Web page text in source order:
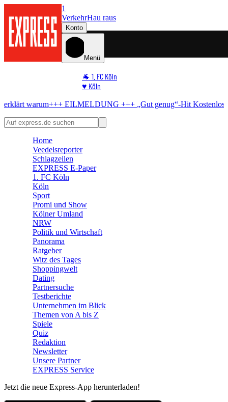
1
VerkehrHau raus
Konto
Menü
🐐 1. FC Köln
♥️ Köln
🏆 Sport
+++ EILMELDUNG +++„Gut genug“-HitKostenlos-Konzert in
Home
Veedelsreporter
Schlagzeilen
EXPRESS E-Paper
1. FC Köln
Köln
Sport
Promi und Show
Kölner Umland
NRW
Politik und Wirtschaft
Panorama
Ratgeber
Witz des Tages
Shoppingwelt
Dating
Partnersuche
Testberichte
Unternehmen im Blick
Themen von A bis Z
Spiele
Quiz
Redaktion
Newsletter
Unsere Partner
EXPRESS Service
Jetzt die neue Express-App herunterladen!